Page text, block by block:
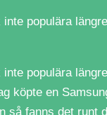
inte populära
inte populära
köpte en
så fanns det runt